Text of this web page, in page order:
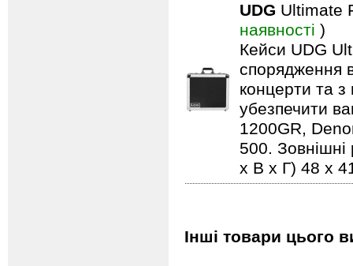
UDG Ultimate
наявності )
Кейси UDG
спорядження
концерти та з
убезпечити
1200GR,
500.
x В x Г) 48 x
Інші товари цього